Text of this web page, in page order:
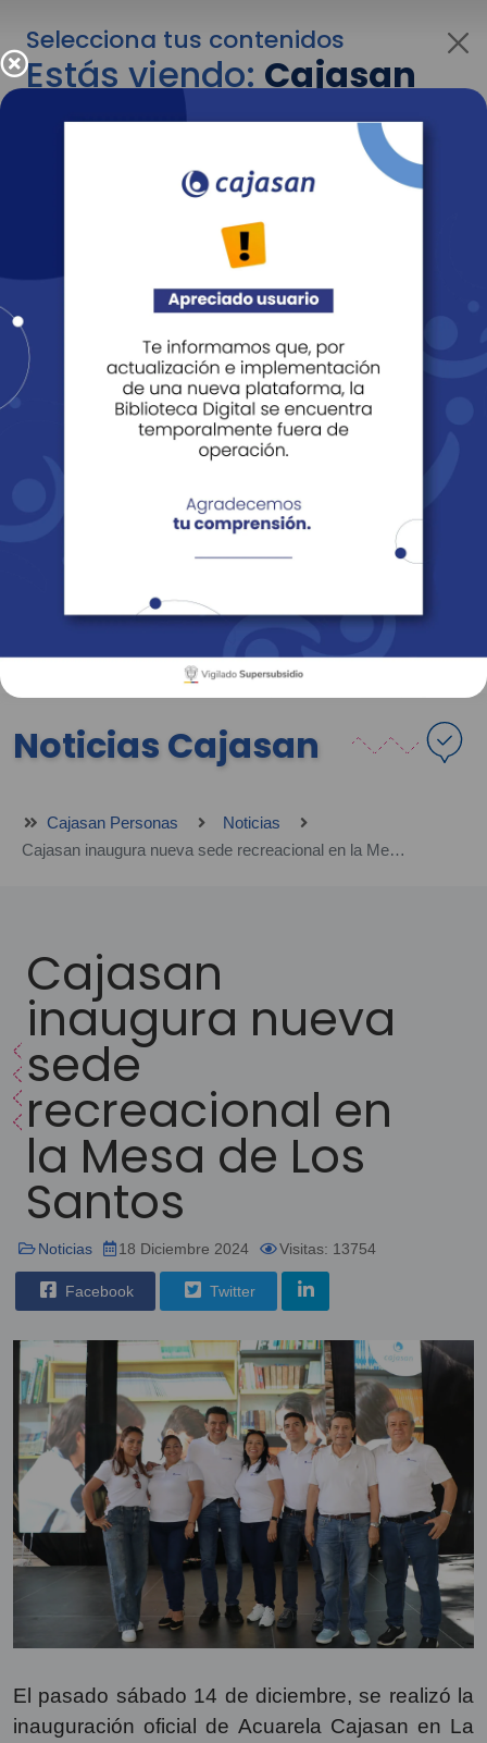
Selecciona tus contenidos
Estás viendo:Cajasan
para personas
Para cambiar al contenido de tu interés más
adelante recuerda utilizar el menú
Entendido
Revista Fácil Vivir
Sedes Directorio Servicios En Línea
Noticias Cajasan
Cajasan Personas
Noticias
Cajasan inaugura nueva sede recreacional en la Mesa de Los Santos
Cajasan
inaugura nueva
sede
recreacional en
la Mesa de Los
Santos
Noticias 18 Diciembre 2024 Visitas: 13754
Facebook Twitter
El pasado sábado 14 de diciembre, se realizó la
inauguración oficial de Acuarela Cajasan en La